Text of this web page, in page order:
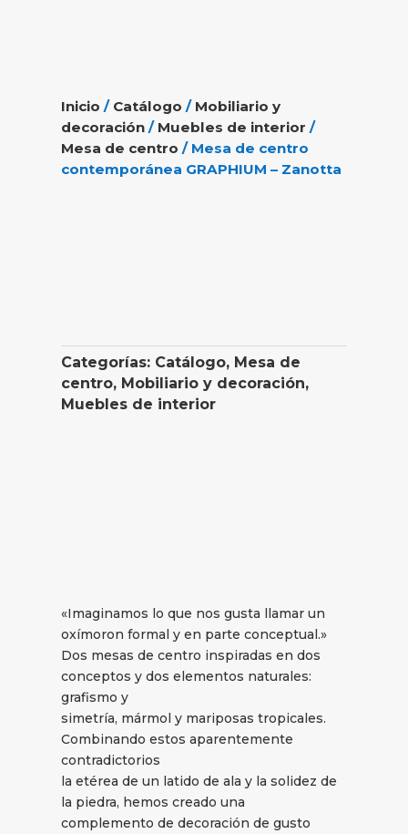
Inicio / Catálogo / Mobiliario y
decoración / Muebles de interior /
Mesa de centro / Mesa de centro
contemporánea GRAPHIUM – Zanotta
Categorías: Catálogo, Mesa de
centro, Mobiliario y decoración,
Muebles de interior
«Imaginamos lo que nos gusta llamar un
oxímoron formal y en parte conceptual.»
Dos mesas de centro inspiradas en dos
conceptos y dos elementos naturales:
grafismo y
simetría, mármol y mariposas tropicales.
Combinando estos aparentemente
contradictorios
la etérea de un latido de ala y la solidez de
la piedra, hemos creado una
complemento de decoración de gusto